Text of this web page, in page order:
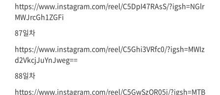
https://www.instagram.com/reel/C5DpI47RAsS/?igsh=NGlr
MWJrcGh1ZGFi
87일차
https://www.instagram.com/reel/C5Ghi3VRfc0/?igsh=MWIz
d2VkcjJuYnJweg==
88일차
https://www.instagram.com/reel/C5GwSzOR05j/?igsh=MTB